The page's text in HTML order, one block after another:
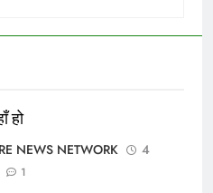
हो
NEWS NETWORK
4
1